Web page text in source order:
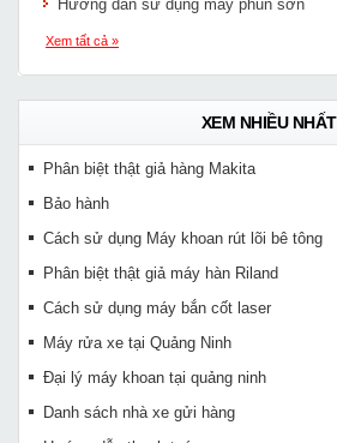
Hướng dẫn sử dụng máy phun sơn
Xem tất cả »
XEM NHIỀU NHẤT
Phân biệt thật giả hàng Makita
Bảo hành
Cách sử dụng Máy khoan rút lõi bê tông
Phân biệt thật giả máy hàn Riland
Cách sử dụng máy bắn cốt laser
Máy rửa xe tại Quảng Ninh
Đại lý máy khoan tại quảng ninh
Danh sách nhà xe gửi hàng